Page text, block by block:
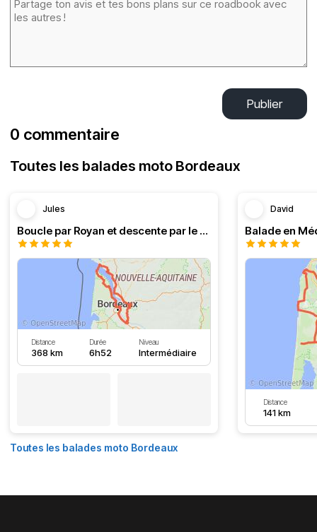
Publier
0 commentaire
Toutes les balades moto Bordeaux
Jules
Boucle par Royan et descente par le Médoc
Distance
368 km
Durée
6h52
Niveau
Intermédiaire
David
Distance
141 km
Toutes les balades moto Bordeaux